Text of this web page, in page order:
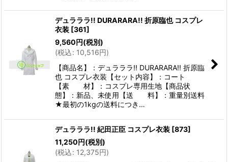
デュラララ!! DURARARA!! 折原臨也 コスプレ
衣装 [361]
9,560円(税別)
(税込: 10,516円)
【商品名】：デュラララ!! DURARARA!! 折原臨
也 コスプレ衣装【セット内容】：コート
【素 材】：コスプレ専用生地【商品状
態】：新品、未使用【送 料】：重量別送料
★最初の1kgの送料につき…
デュラララ!! 紀田正臣 コスプレ衣装 [873]
11,250円(税別)
(税込: 12,375円)